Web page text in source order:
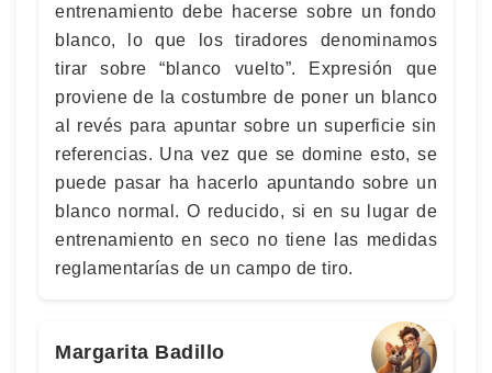
entrenamiento debe hacerse sobre un fondo
blanco, lo que los tiradores denominamos
tirar sobre “blanco vuelto”. Expresión que
proviene de la costumbre de poner un blanco
al revés para apuntar sobre un superficie sin
referencias. Una vez que se domine esto, se
puede pasar ha hacerlo apuntando sobre un
blanco normal. O reducido, si en su lugar de
entrenamiento en seco no tiene las medidas
reglamentarías de un campo de tiro.
Margarita Badillo